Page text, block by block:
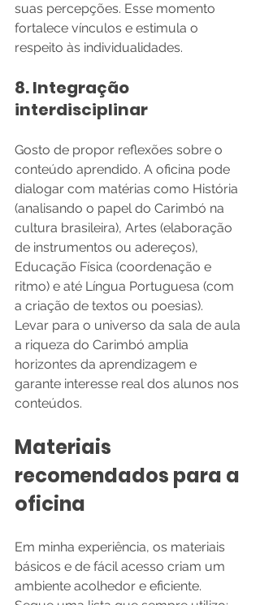
suas percepções. Esse momento
fortalece vínculos e estimula o
respeito às individualidades.
8. Integração
interdisciplinar
Gosto de propor reflexões sobre o
conteúdo aprendido. A oficina pode
dialogar com matérias como História
(analisando o papel do Carimbó na
cultura brasileira), Artes (elaboração
de instrumentos ou adereços),
Educação Física (coordenação e
ritmo) e até Língua Portuguesa (com
a criação de textos ou poesias).
Levar para o universo da sala de aula
a riqueza do Carimbó amplia
horizontes da aprendizagem e
garante interesse real dos alunos nos
conteúdos.
Materiais
recomendados para a
oficina
Em minha experiência, os materiais
básicos e de fácil acesso criam um
ambiente acolhedor e eficiente.